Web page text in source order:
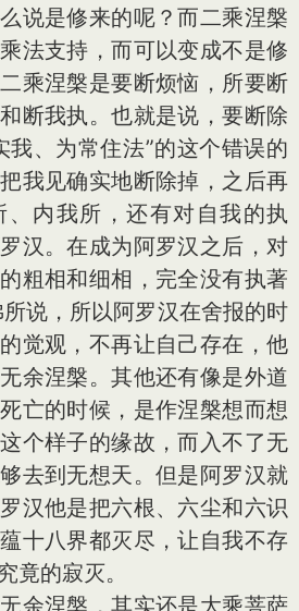
是修来的呢？而二乘涅槃
法支持，而可以变成不是修
乘涅槃是要断烦恼，所要断
断我执。也就是说，要断除
我、为常住法”的这个错误的
我见确实地断除掉，之后再
、内我所，还有对自我的执
汉。在成为阿罗汉之后，对
粗相和细相，完全没有执著
说，所以阿罗汉在舍报的时
觉观，不再让自己存在，他
余涅槃。其他还有像是外道
亡的时候，是作涅槃想而想
个样子的缘故，而入不了无
去到无想天。但是阿罗汉就
汉他是把六根、六尘和六识
十八界都灭尽，让自我不存
竟的寂灭。
涅槃，其实还是大乘菩萨